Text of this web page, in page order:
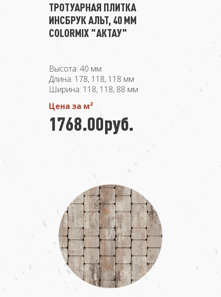
ТРОТУАРНАЯ ПЛИТКА
ИНСБРУК АЛЬТ, 40 ММ
COLORMIX "АКТАУ"
Высота: 40 мм
Длина: 178, 118, 118 мм
Ширина: 118, 118, 88 мм
Цена за м²
1768.00руб.